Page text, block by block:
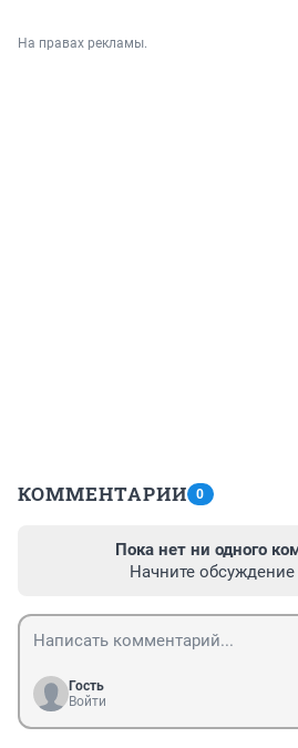
На правах рекламы.
КОММЕНТАРИИ 0
Пока нет ни одного
Начните
Гость
Войти